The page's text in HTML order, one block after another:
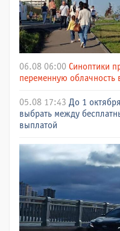
06.08 06:00 Синоптики
переменную облачность
05.08 17:43 До 1
выбрать между
выплатой